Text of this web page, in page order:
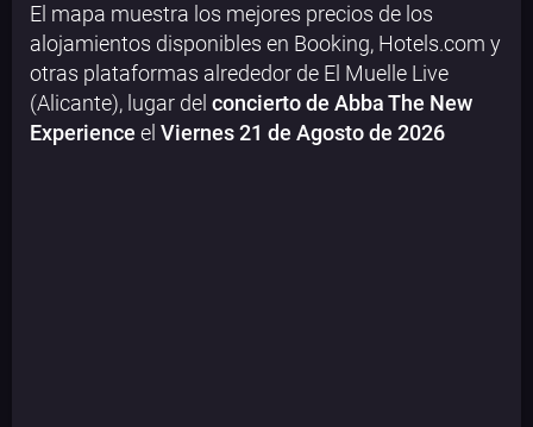
El mapa muestra los mejores precios de los
alojamientos disponibles en Booking, Hotels.com y
otras plataformas alrededor de El Muelle Live
(Alicante), lugar del concierto de Abba The New
Experience el Viernes 21 de Agosto de 2026